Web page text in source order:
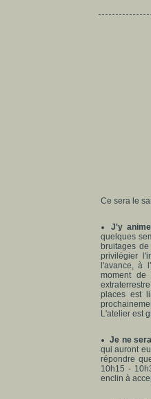
Ce sera le
J'y
quelques
bruitages
privilégier
l'avance, à
moment de
places est
L'atelier est
Je ne
qui auront
répondre
10h15 -
enclin à